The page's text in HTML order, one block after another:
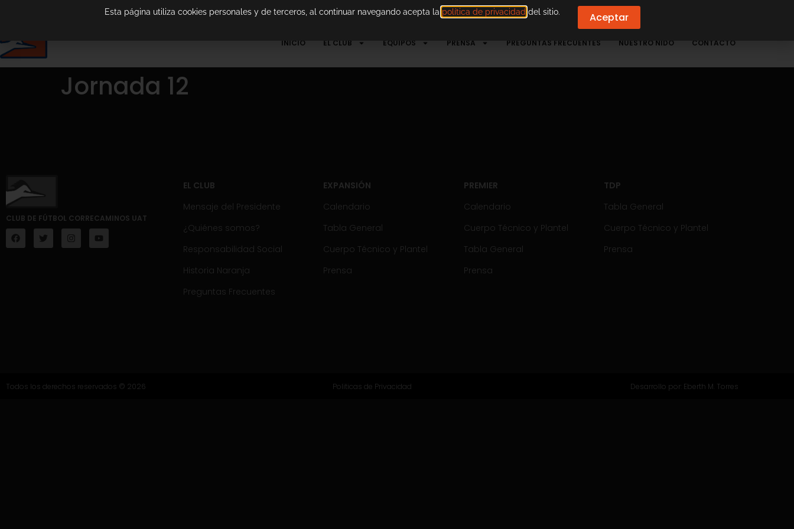
INICIO EL CLUB EQUIPOS PRENSA PREGUNTAS FRECUENTES NUESTRO NIDO CONTACTO
Jornada 12
CLUB DE FÚTBOL CORRECAMINOS UAT
EL CLUB
Mensaje del Presidente
¿Quiénes somos?
Responsabilidad Social
Historia Naranja
Preguntas Frecuentes
EXPANSIÓN
Calendario
Tabla General
Cuerpo Técnico y Plantel
Prensa
PREMIER
Calendario
Cuerpo Técnico y Plantel
Tabla General
Prensa
TDP
Tabla General
Cuerpo Técnico y Plantel
Prensa
Todos los derechos reservados © 2026 Politicas de Privacidad Desarrollo por: Eberth M. Torres
Esta página utiliza cookies personales y de terceros, al continuar navegando acepta la política de privacidad del sitio. Aceptar